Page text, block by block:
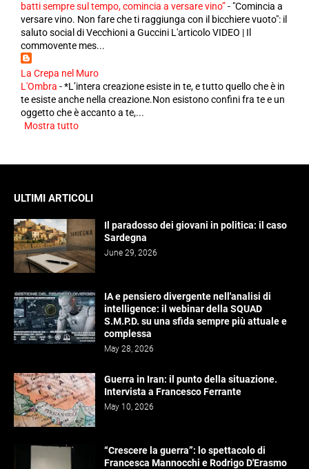
batti sempre sul tempo, comincia a versare vino”- "Comincia a
versare vino. Non fare che ti raggiunga con il bicchiere vuoto": il
saluto social di Vecchioni a Guccini L'articolo VIDEO | Il
commovente mes...
La Crepa nel Muro
L'Ombra -*L’intera creazione esiste in te, e tutto quello che è in
te esiste anche nella creazione.Non esistono confini fra te e un
oggetto che è accanto a te,...
Mostra tutto
ULTIMI ARTICOLI
Il paradosso dei giovani in politica: il caso
Sardegna
June 29, 2026
IA e pensiero divergente nell'analisi di
intelligence: il webinar della SQUAD
S.M.P.D. su una sfida sempre più attuale e
complessa
May 28, 2026
Guerra in Iran: il punto della situazione.
Intervista a Francesco Ferrante
May 10, 2026
“Crescere la guerra”: lo spettacolo di
Francesca Mannocchi e Rodrigo D'Erasmo